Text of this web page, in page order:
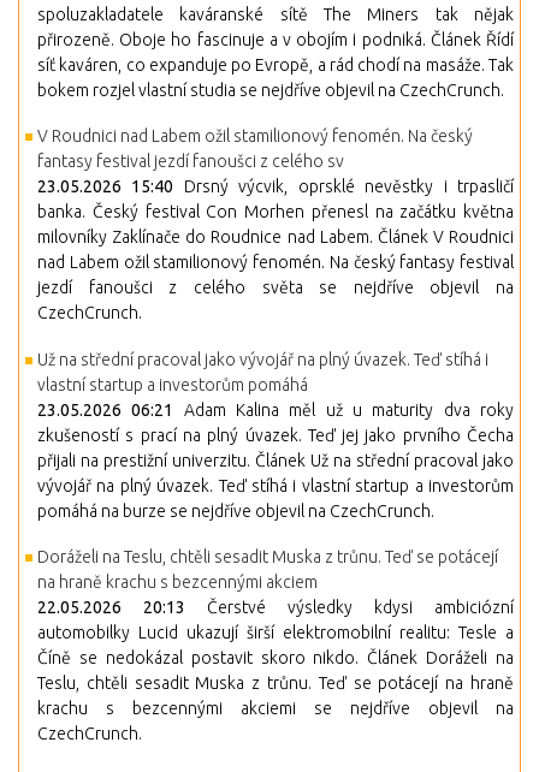
spoluzakladatele kaváranské sítě The Miners tak nějak
přirozeně. Oboje ho fascinuje a v obojím i podniká. Článek Řídí
síť kaváren, co expanduje po Evropě, a rád chodí na masáže. Tak
bokem rozjel vlastní studia se nejdříve objevil na CzechCrunch.
V Roudnici nad Labem ožil stamilionový fenomén. Na český
fantasy festival jezdí fanoušci z celého sv
23.05.2026 15:40 Drsný výcvik, oprsklé nevěstky i trpasličí
banka. Český festival Con Morhen přenesl na začátku května
milovníky Zaklínače do Roudnice nad Labem. Článek V Roudnici
nad Labem ožil stamilionový fenomén. Na český fantasy festival
jezdí fanoušci z celého světa se nejdříve objevil na
CzechCrunch.
Už na střední pracoval jako vývojář na plný úvazek. Teď stíhá i
vlastní startup a investorům pomáhá
23.05.2026 06:21
Adam Kalina měl už u maturity dva roky
zkušeností s prací na plný úvazek. Teď jej jako prvního Čecha
přijali na prestižní univerzitu. Článek Už na střední pracoval jako
vývojář na plný úvazek. Teď stíhá i vlastní startup a investorům
pomáhá na burze se nejdříve objevil na CzechCrunch.
Doráželi na Teslu, chtěli sesadit Muska z trůnu. Teď se potácejí
na hraně krachu s bezcennými akciem
22.05.2026 20:13
Čerstvé výsledky kdysi ambiciózní
automobilky Lucid ukazují širší elektromobilní realitu: Tesle a
Číně se nedokázal postavit skoro nikdo. Článek Doráželi na
Teslu, chtěli sesadit Muska z trůnu. Teď se potácejí na hraně
krachu s bezcennými akciemi se nejdříve objevil na
CzechCrunch.